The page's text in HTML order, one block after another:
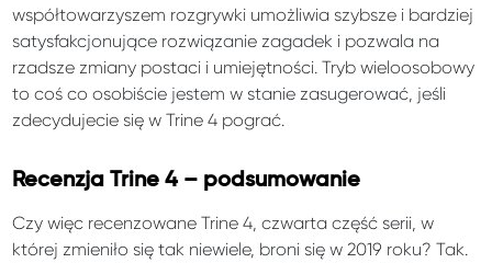
współtowarzyszem rozgrywki umożliwia szybsze i bardziej
satysfakcjonujące rozwiązanie zagadek i pozwala na
rzadsze zmiany postaci i umiejętności. Tryb wieloosobowy
to coś co osobiście jestem w stanie zasugerować, jeśli
zdecydujecie się w Trine 4 pograć.
Recenzja Trine 4 – podsumowanie
Czy więc recenzowane Trine 4, czwarta część serii, w
której zmieniło się tak niewiele, broni się w 2019 roku? Tak.